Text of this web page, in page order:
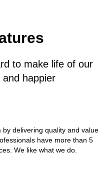
to make life of our
happier
delivering quality and value
have more than 5
We like what we do.